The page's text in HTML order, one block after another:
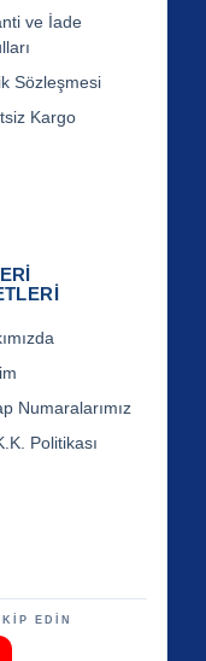
ve İade
Sözleşmesi
Kargo
Numaralarımız
Politikası
EDİN